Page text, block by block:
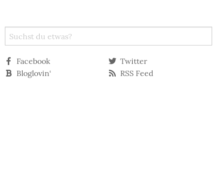
Facebook
Twitter
Bloglovin‘
RSS Feed